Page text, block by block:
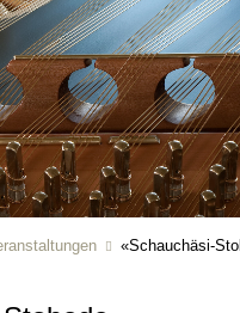
«Schauchäsi-